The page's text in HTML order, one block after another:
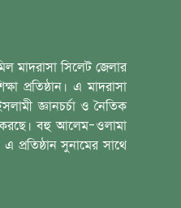
মাদরাসা সিলেট জেলার
প্রতিষ্ঠান। এ মাদরাসা
জ্ঞানচর্চা ও নৈতিক
করছে। বহু আলেম-ওলামা
এ প্রতিষ্ঠান সুনামের সাথে